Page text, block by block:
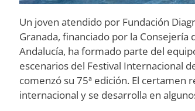
Un joven atendido por Fundación
Granada, financiado por la Consejería
Andalucía, ha formado parte del
escenarios del Festival Internacional
comenzó su 75ª edición. El certamen
internacional y se desarrolla en